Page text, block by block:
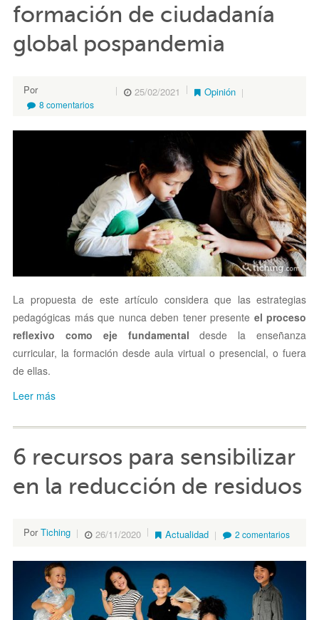
formación de ciudadanía
global pospandemia
Por
Paulina Soto Muñoz
25/02/2021 Opinión
8 comentarios
La propuesta de este artículo considera que las estrategias
pedagógicas más que nunca deben tener presente el proceso
reflexivo como eje fundamental desde la enseñanza
curricular, la formación desde aula virtual o presencial, o fuera
de ellas.
Leer más
6 recursos para sensibilizar
en la reducción de residuos
PorTiching 26/11/2020 Actualidad 2 comentarios